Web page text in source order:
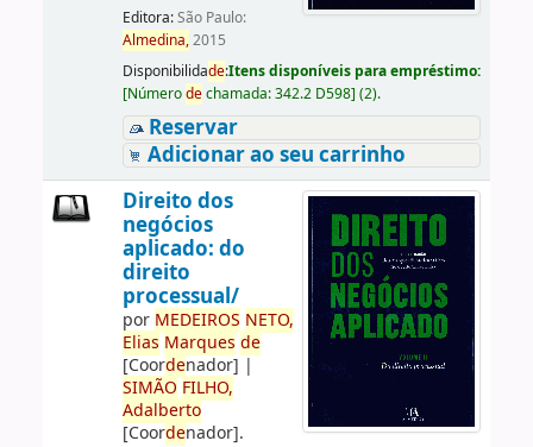
Editora:São Paulo:
Almedina,2015
Disponibilidade:Itens disponíveis para empréstimo:
[Númerodechamada:342.2 D598] (2).
Reservar
Adicionar ao seu carrinho
Direito dos
negócios
aplicado: do
direito
processual/
por MEDEIROS NETO,
Elias Marques de
[Coordenador] |
SIMÃO FILHO,
Adalberto
[Coordenador].